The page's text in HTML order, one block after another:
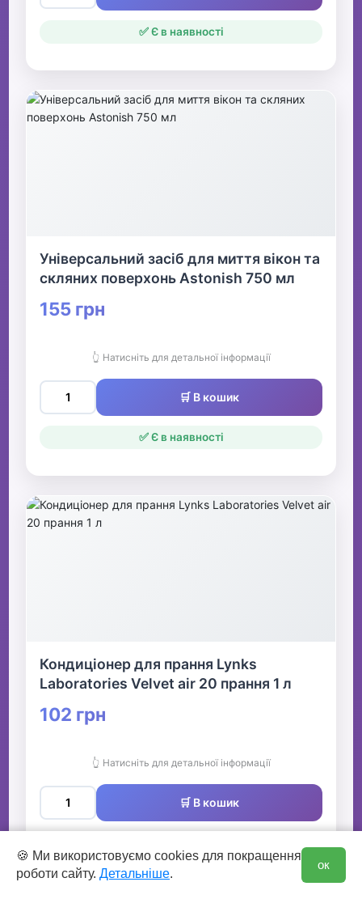
✅ Є в наявності
Універсальний засіб для миття вікон та
скляних поверхонь Astonish 750 мл
155 грн
👆 Натисніть для детальної інформації
🛒 В кошик
✅ Є в наявності
Кондиціонер для прання Lynks
Laboratories Velvet air 20 прання 1 л
102 грн
👆 Натисніть для детальної інформації
🛒 В кошик
🍪 Ми використовуємо cookies для покращення
роботи сайту. Детальніше.
ок
0